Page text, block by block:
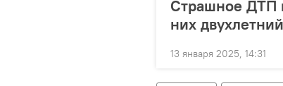
Страшное ДТП
них
13 января 2025, 14:31